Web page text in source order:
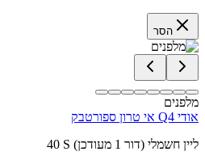
הסר
מלפנים
אודי Q4 אי טרון ספורטבק
40 S ליין חשמלי (דור 1 מעודכן)